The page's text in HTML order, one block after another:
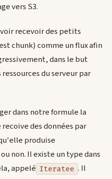
vers S3.
recevoir des petits
chunk) comme un flux afin
dans le but
du serveur par
dans notre formule la
des données par
produise
non. Il existe un type dans
appelé Iteratee . Il